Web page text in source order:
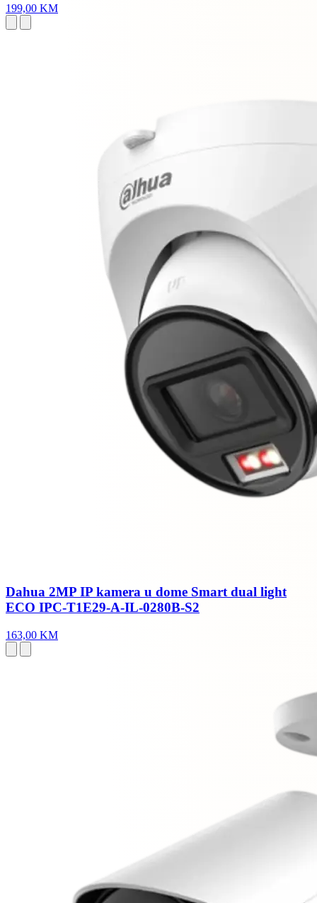
199,00 KM
Dahua 2MP IP kamera u dome Smart dual light
ECO IPC-T1E29-A-IL-0280B-S2
163,00 KM